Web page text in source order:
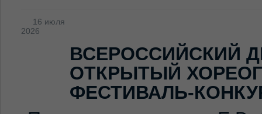
16 июля
2026
ВСЕРОССИЙСКИЙ
ОТКРЫТЫЙ
ФЕСТИВАЛЬ-